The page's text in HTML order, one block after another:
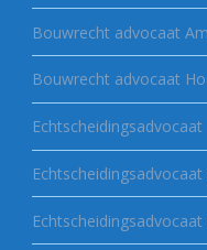
Bouwrecht advocaat
Bouwrecht advocaat
Echtscheidingsadvocaat